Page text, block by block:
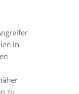
in
zu